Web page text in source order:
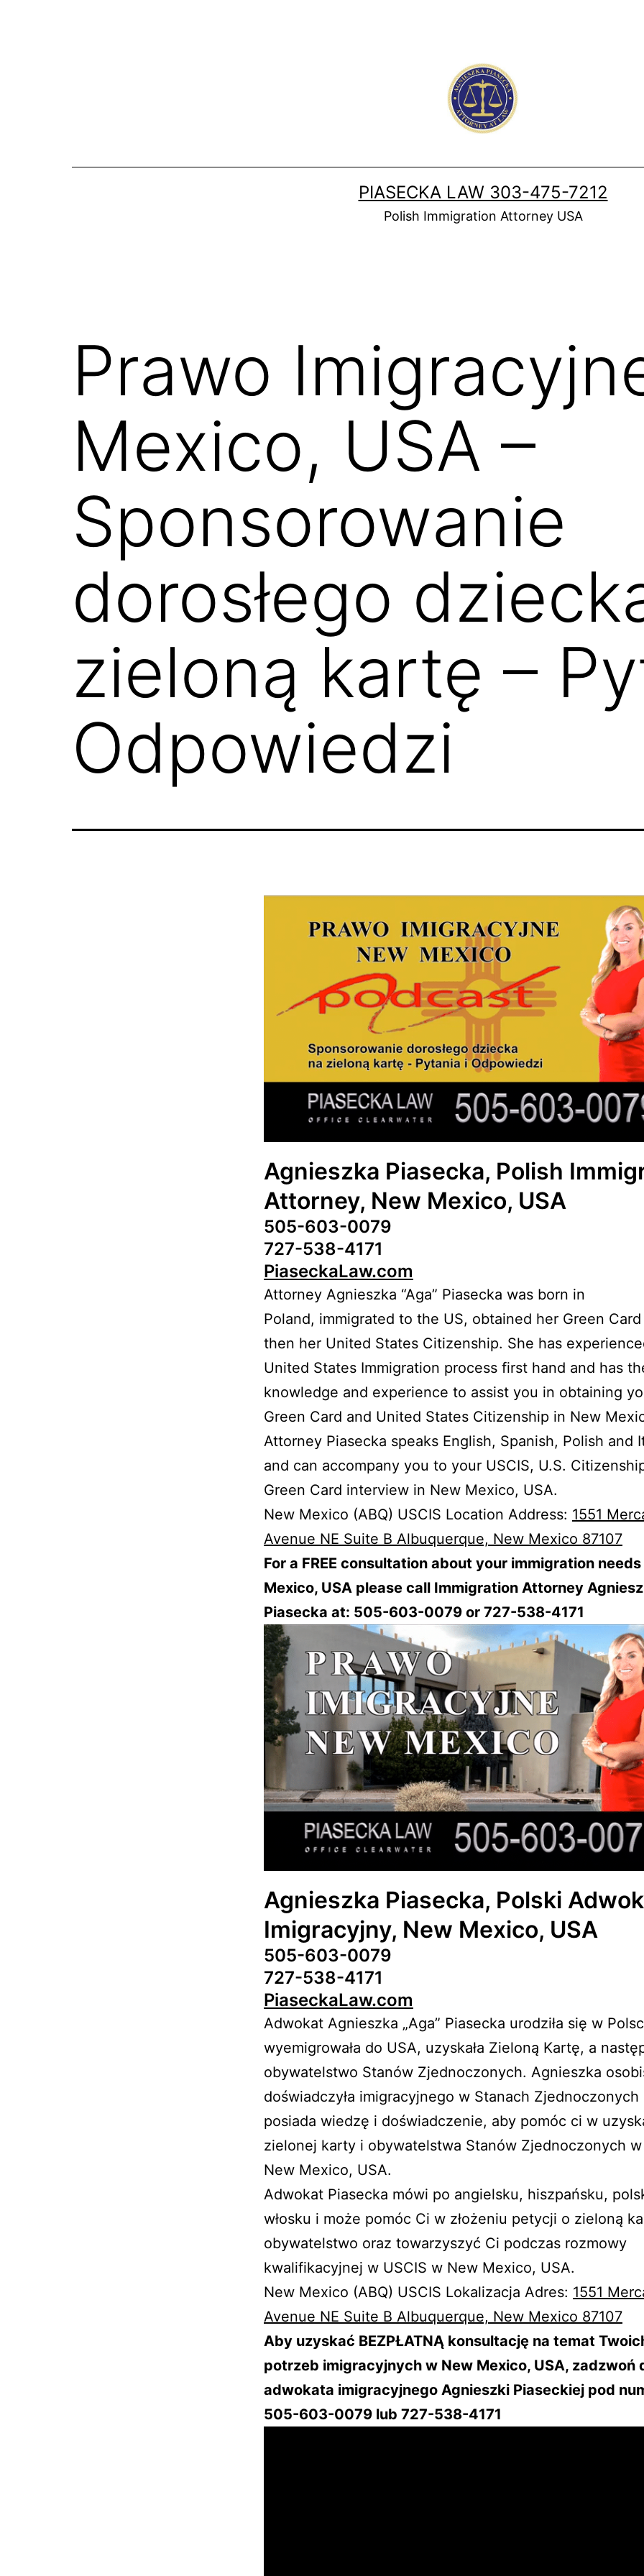
PIASECKA LAW 303-475-7212
Polish Immigration Attorney USA
Prawo
Mexico, USA –
Sponsorowanie
dorosłego
zieloną kartę –
Odpowiedzi
Agnieszka Piasecka, Polish
Attorney, New Mexico, USA
505-603-0079
727-538-4171
PiaseckaLaw.com
Attorney Agnieszka “Aga” Piasecka was born in
Poland, immigrated to the US, obtained her Green Card
then her United States Citizenship. She has
United States Immigration process first hand and has
knowledge and experience to assist you in obtaining
Green Card and United States Citizenship in New
Attorney Piasecka speaks English, Spanish, Polish and
and can accompany you to your USCIS, U.S.
Green Card interview in New Mexico, USA.
New Mexico (ABQ) USCIS Location Address: 1551
Avenue NE Suite B Albuquerque, New Mexico 87107
For a FREE consultation about your immigration
Mexico, USA please call Immigration Attorney
Piasecka at: 505-603-0079 or 727-538-4171
Agnieszka Piasecka, Polski
Imigracyjny, New Mexico, USA
505-603-0079
727-538-4171
PiaseckaLaw.com
Adwokat Agnieszka „Aga” Piasecka urodziła się w
wyemigrowała do USA, uzyskała Zieloną Kartę, a
obywatelstwo Stanów Zjednoczonych. Agnieszka
doświadczyła imigracyjnego w Stanach Zjednoczonych
posiada wiedzę i doświadczenie, aby pomóc ci w
zielonej karty i obywatelstwa Stanów Zjednoczonych
New Mexico, USA.
Adwokat Piasecka mówi po angielsku, hiszpańsku,
włosku i może pomóc Ci w złożeniu petycji o zieloną
obywatelstwo oraz towarzyszyć Ci podczas rozmowy
kwalifikacyjnej w USCIS w New Mexico, USA.
New Mexico (ABQ) USCIS Lokalizacja Adres: 1551
Avenue NE Suite B Albuquerque, New Mexico 87107
Aby uzyskać BEZPŁATNĄ konsultację na temat
potrzeb imigracyjnych w New Mexico, USA, zadzwoń
adwokata imigracyjnego Agnieszki Piaseckiej pod
505-603-0079 lub 727-538-4171